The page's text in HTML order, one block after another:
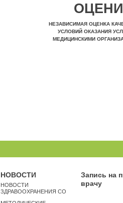
НЕЗАВИСИМАЯ ОЦЕНКА
УСЛОВИЙ ОКАЗАНИЯ
МЕДИЦИНСКИМИ
НОВОСТИ
НОВОСТИ
ЗДРАВООХРАНЕНИЯ СО
Запись на
врачу